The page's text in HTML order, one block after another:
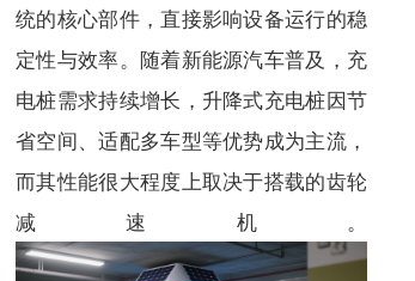
统的核心部件，直接影响设备运行的稳
定性与效率。随着新能源汽车普及，充
电桩需求持续增长，升降式充电桩因节
省空间、适配多车型等优势成为主流，
而其性能很大程度上取决于搭载的齿轮
减速机。